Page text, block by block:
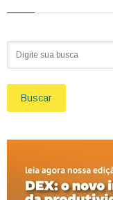
Buscar